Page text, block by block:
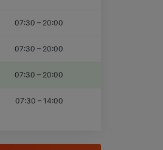
07:30 – 20:00
07:30 – 20:00
07:30 – 20:00
07:30 – 14:00